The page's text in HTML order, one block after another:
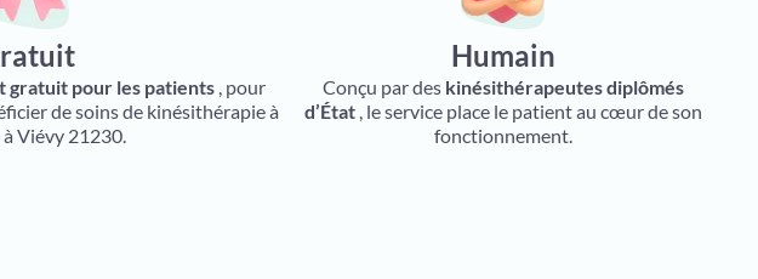
gratuit pour les patients , pour
de soins de kinésithérapie à
Viévy 21230.
Humain
Conçu par des kinésithérapeutes diplômés
d’État, le service place le patient au cœur de son
fonctionnement.